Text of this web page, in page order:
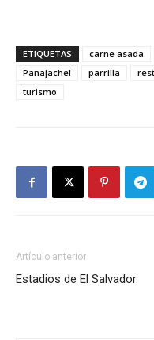
ETIQUETAS carne asada
Panajachel
parrilla
turismo
Artículo anterior
Estadios de El Salvador